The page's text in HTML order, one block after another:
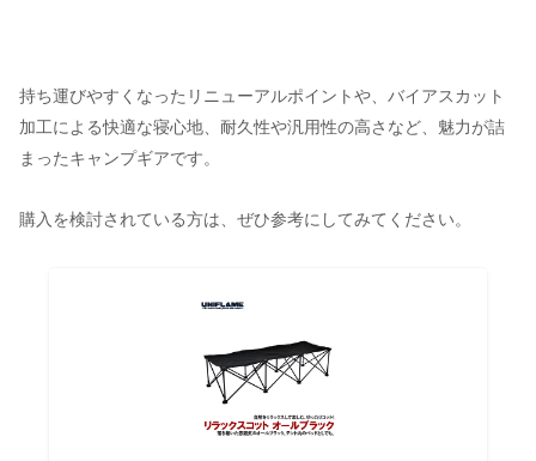
持ち運びやすくなったリニューアルポイントや、バイアスカット
加工による快適な寝心地、耐久性や汎用性の高さなど、魅力が詰
まったキャンプギアです。
購入を検討されている方は、ぜひ参考にしてみてください。